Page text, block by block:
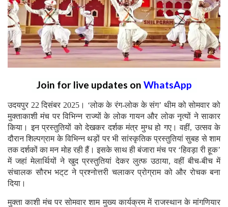
Join for live updates on WhatsApp
उदयपुर 22 दिसंबर 2025। ‘लोक के रंग-लोक के संग’ थीम को सोमवार को
मुक्ताकाशी मंच पर विभिन्न राज्यों के लोक गायन और लोक नृत्यों ने साकार
किया। इन प्रस्तुतियों को देखकर दर्शक मंत्र मुग्ध हो गए। वहीं, उत्सव के
दौरान शिल्पग्राम के विभिन्न थड़ों पर भी सांस्कृतिक प्रस्तुतियां सुबह से शाम
तक दर्शकों का मन मोह रही हैं। इसके साथ ही बंजारा मंच पर ‘हिवड़ा री हूक’
में जहां मेलार्थियों ने खुद प्रस्तुतियां देकर लुत्फ उठाया, वहीं बीच-बीच में
संचालक सौरभ भट्‌ट ने प्रश्नोत्तरी चलाकर प्रोग्राम को और रोचक बना
दिया।
मुक्ता काशी मंच पर सोमवार शाम मुख्य कार्यक्रम में राजस्थान के मांगणियार